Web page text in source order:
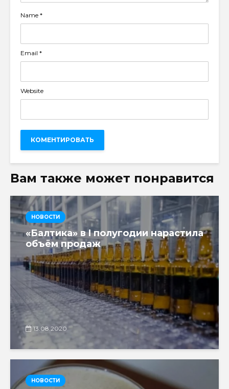
Name *
Email *
Website
Вам также может понравится
НОВОСТИ
«Балтика» в I полугодии нарастила
объём продаж
13.08.2020
НОВОСТИ